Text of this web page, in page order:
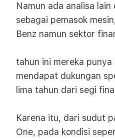
Namun ada analisa
sebagai pemasok
Benz namun sektor
tahun ini mereka
mendapat dukungan
lima tahun dari segi
Karena itu, dari sudut
One, pada kondisi